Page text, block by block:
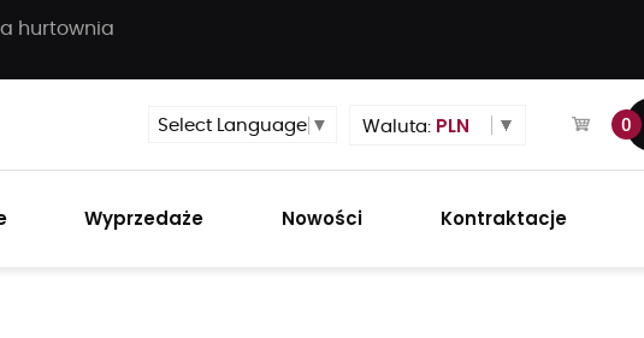
hurtownia
Select Language ▼ Waluta: PLN 0
Wyprzedaże Nowości Kontraktacje